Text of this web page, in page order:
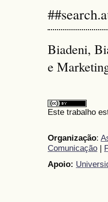
Biadeni,
e
Este trabalho
Organização:
Comunicação |
Apoio: